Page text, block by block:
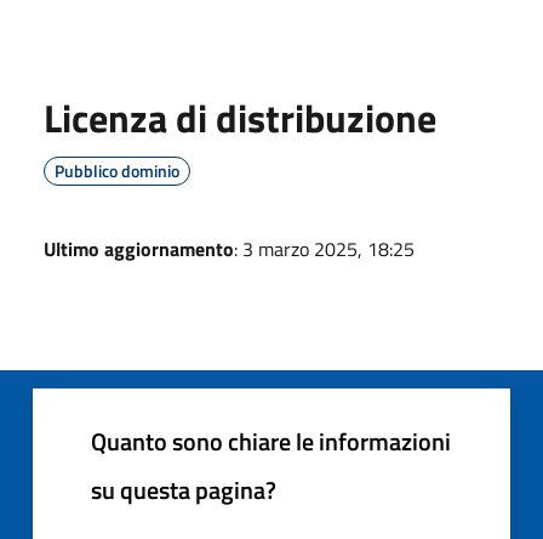
Licenza di distribuzione
Pubblico dominio
Ultimo aggiornamento: 3 marzo 2025, 18:25
Quanto sono chiare le informazioni
su questa pagina?